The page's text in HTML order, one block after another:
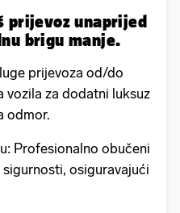
prijevoz unaprijed
brigu manje.
prijevoza od/do
vozila za dodatni luksuz
odmor.
Profesionalno obučeni
osiguravajući